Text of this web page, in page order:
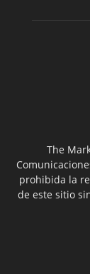
The
prohibida la
de este sitio